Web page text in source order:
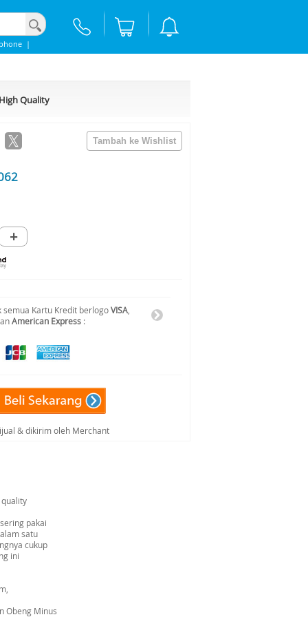
|
Quality
+
Kartu Kredit berlogoVISA
American Express :
& dikirim oleh Merchant
quality
pakai
satu
cukup
ini
Obeng Minus